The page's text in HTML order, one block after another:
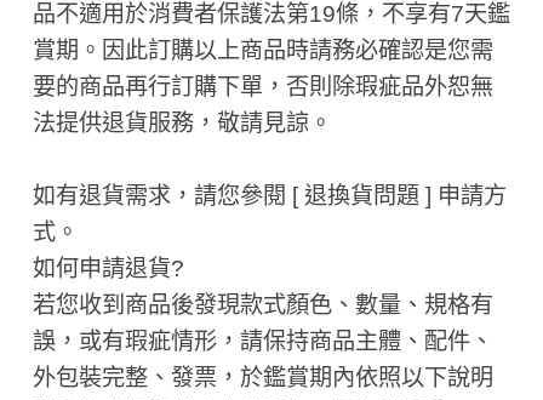
品不適用於消費者保護法第19條，不享有7天鑑
賞期。因此訂購以上商品時請務必確認是您需
要的商品再行訂購下單，否則除瑕疵品外恕無
法提供退貨服務，敬請見諒。
如有退貨需求，請您參閱 [ 退換貨問題 ] 申請方
式。
如何申請退貨?
若您收到商品後發現款式顏色、數量、規格有
誤，或有瑕疵情形，請保持商品主體、配件、
外包裝完整、發票，於鑑賞期內依照以下說明